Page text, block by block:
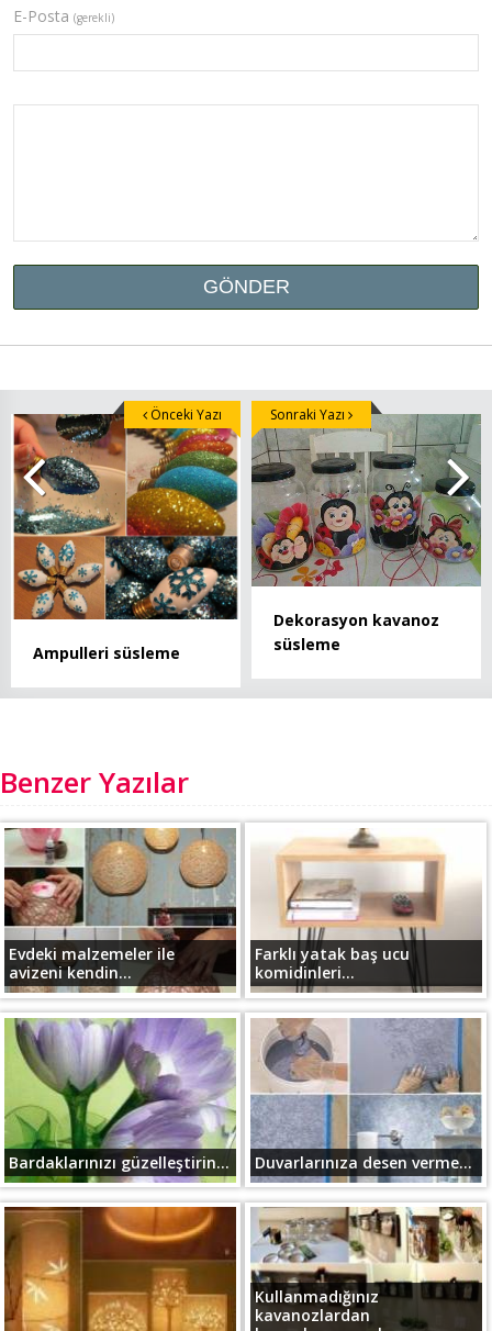
E-Posta (gerekli)
Ampulleri süsleme
Önceki Yazı
Dekorasyon kavanoz
süsleme
Sonraki Yazı
Benzer Yazılar
Evdeki malzemeler ile
avizeni kendin...
Farklı yatak baş ucu
komidinleri...
Bardaklarınızı güzelleştirin... Duvarlarınıza desen verme...
Kullanmadığınız
kavanozlardan